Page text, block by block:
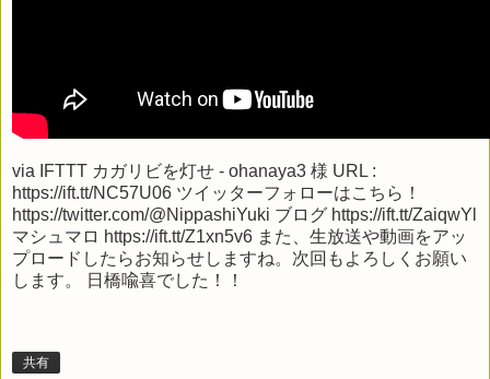
via IFTTT カガリビを灯せ - ohanaya3 様 URL :
https://ift.tt/NC57U06 ツイッターフォローはこちら！
https://twitter.com/@NippashiYuki ブログ https://ift.tt/ZaiqwYl
マシュマロ https://ift.tt/Z1xn5v6 また、生放送や動画をアッ
プロードしたらお知らせしますね。次回もよろしくお願い
します。 日橋喩喜でした！！
共有